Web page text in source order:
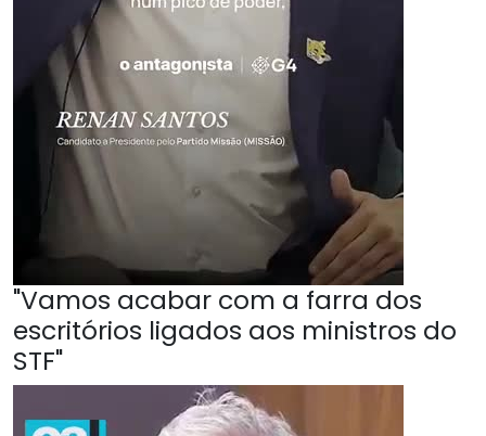
"Vamos acabar com a farra dos
escritórios ligados aos ministros do
STF"